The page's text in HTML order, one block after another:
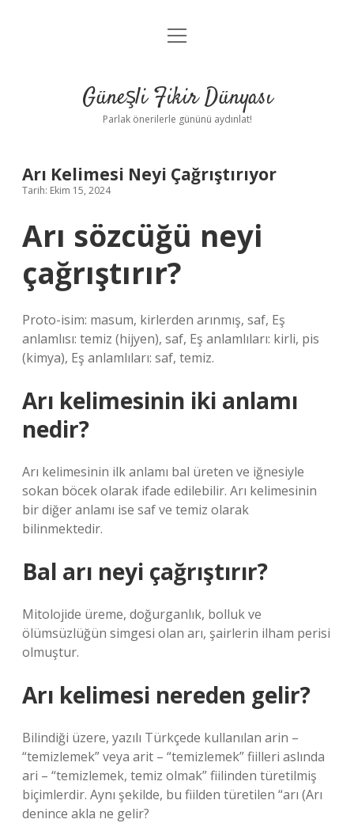
Anasayfa
Yasal Uyarı
menüyü
Güneşli Fikir Dünyası
Parlak önerilerle gününü aydınlat!
Arı Kelimesi Neyi Çağrıştırıyor
Tarih: Ekim 15, 2024
Arı sözcüğü neyi
çağrıştırır?
Proto-isim: masum, kirlerden arınmış, saf, Eş
anlamlısı: temiz (hijyen), saf, Eş anlamlıları: kirli, pis
(kimya), Eş anlamlıları: saf, temiz.
Arı kelimesinin iki anlamı
nedir?
Arı kelimesinin ilk anlamı bal üreten ve iğnesiyle
sokan böcek olarak ifade edilebilir. Arı kelimesinin
bir diğer anlamı ise saf ve temiz olarak
bilinmektedir.
Bal arı neyi çağrıştırır?
Mitolojide üreme, doğurganlık, bolluk ve
ölümsüzlüğün simgesi olan arı, şairlerin ilham perisi
olmuştur.
Arı kelimesi nereden gelir?
Bilindiği üzere, yazılı Türkçede kullanılan arin –
“temizlemek” veya arit – “temizlemek” fiilleri aslında
ari – “temizlemek, temiz olmak” fiilinden türetilmiş
biçimlerdir. Aynı şekilde, bu fiilden türetilen “arı (Arı
denince akla ne gelir?